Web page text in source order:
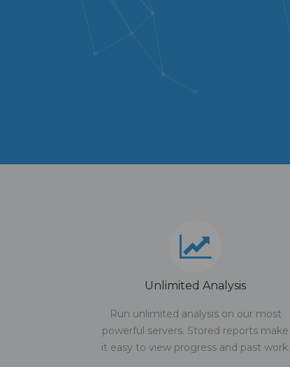
Unlimited Analysis
Run unlimited analysis on our most
powerful servers. Stored reports make
it easy to view progress and past work.